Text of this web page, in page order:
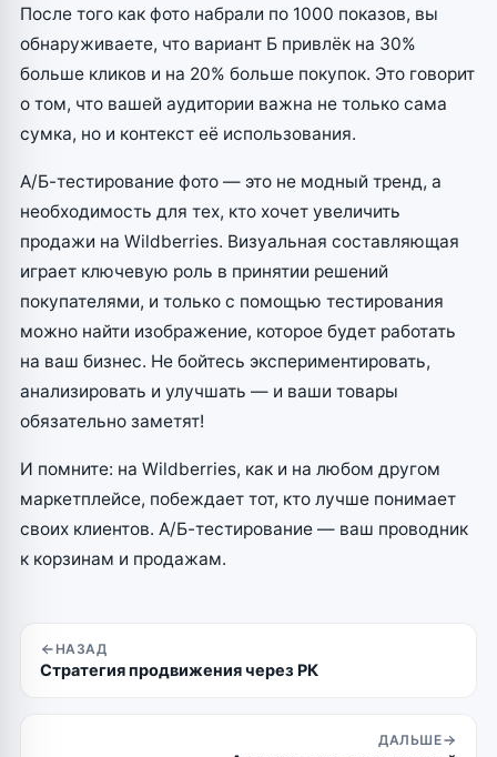
После того как фото набрали по 1000 показов, вы
обнаруживаете, что вариант Б привлёк на 30%
больше кликов и на 20% больше покупок. Это говорит
о том, что вашей аудитории важна не только сама
сумка, но и контекст её использования.
А/Б-тестирование фото — это не модный тренд, а
необходимость для тех, кто хочет увеличить
продажи на Wildberries. Визуальная составляющая
играет ключевую роль в принятии решений
покупателями, и только с помощью тестирования
можно найти изображение, которое будет работать
на ваш бизнес. Не бойтесь экспериментировать,
анализировать и улучшать — и ваши товары
обязательно заметят!
И помните: на Wildberries, как и на любом другом
маркетплейсе, побеждает тот, кто лучше понимает
своих клиентов. А/Б-тестирование — ваш проводник
к корзинам и продажам.
НАЗАД
Стратегия продвижения через РК
ДАЛЬШЕ